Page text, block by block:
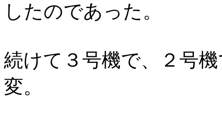
したのであった。
続けて３号機で、２号
変。